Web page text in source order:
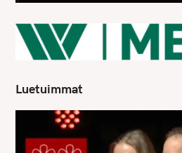
Luetuimmat